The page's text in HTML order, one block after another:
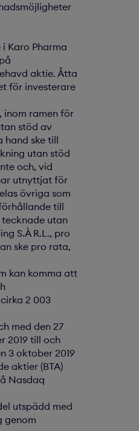
Karo Pharma
aktie. Åtta
för investerare
inom ramen för
stöd av
hand ske till
utan stöd
och, vid
utnyttjat för
övriga som
till
utan
S.À R.L., pro
ske pro rata,
kan komma att
2 003
med den 27
2019 till och
3 oktober 2019
aktier (BTA)
Nasdaq
utspädd med
genom